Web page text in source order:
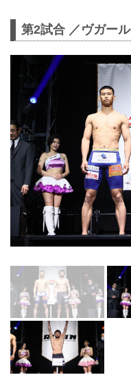
第2試合 ／ヴガー